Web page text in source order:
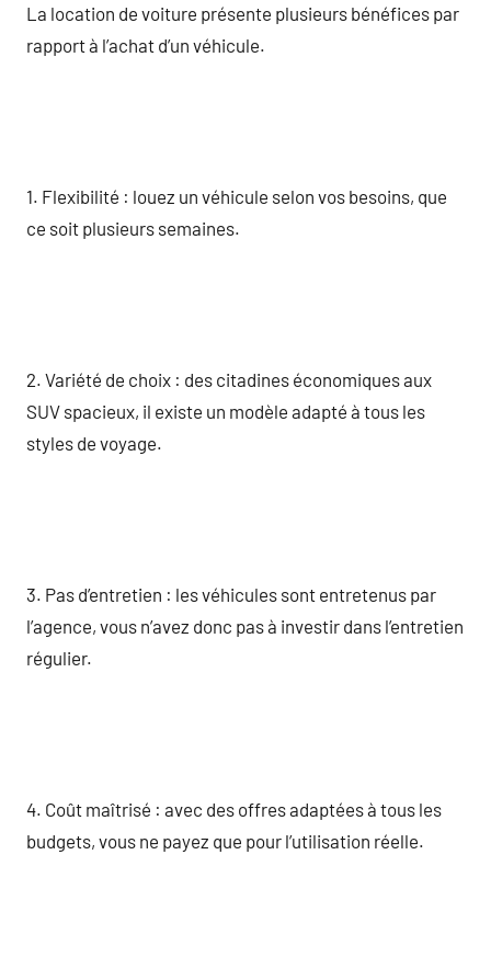
La location de voiture présente plusieurs bénéfices par
rapport à l’achat d’un véhicule.
1. Flexibilité : louez un véhicule selon vos besoins, que
ce soit plusieurs semaines.
2. Variété de choix : des citadines économiques aux
SUV spacieux, il existe un modèle adapté à tous les
styles de voyage.
3. Pas d’entretien : les véhicules sont entretenus par
l’agence, vous n’avez donc pas à investir dans l’entretien
régulier.
4. Coût maîtrisé : avec des offres adaptées à tous les
budgets, vous ne payez que pour l’utilisation réelle.